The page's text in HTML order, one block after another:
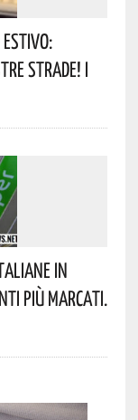
Strade! I
In
Più Marcati.